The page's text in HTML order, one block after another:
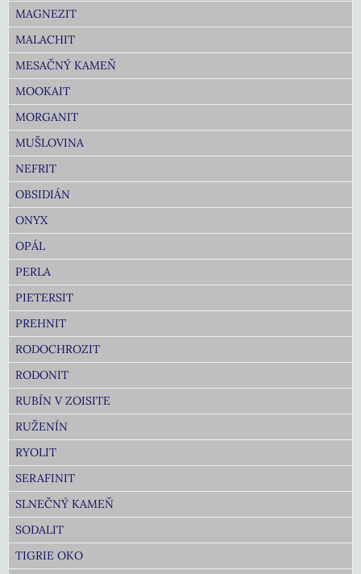
MAGNEZIT
MALACHIT
MESAČNÝ KAMEŇ
MOOKAIT
MORGANIT
MUŠLOVINA
NEFRIT
OBSIDIÁN
ONYX
OPÁL
PERLA
PIETERSIT
PREHNIT
RODOCHROZIT
RODONIT
RUBÍN V ZOISITE
RUŽENÍN
RYOLIT
SERAFINIT
SLNEČNÝ KAMEŇ
SODALIT
TIGRIE OKO